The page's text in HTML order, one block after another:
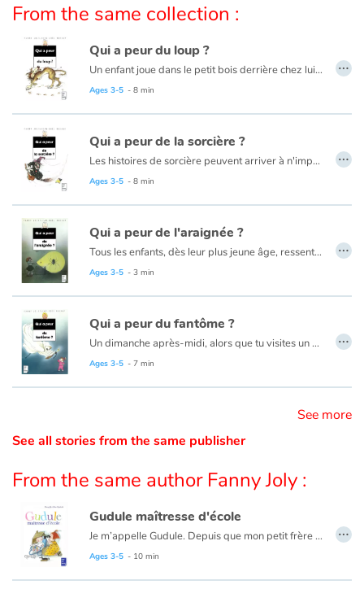
At school
Festivals and events
Love and friendship
Social issues
Emotions and feelings
Formats and illustrations
Catalogue anglais
Contraste +
Help
Schools
Libraries
From the same collection :
Qui a peur du loup ?
Un enfant joue dans le petit bois derrière chez lui... Tout content, il touille la gadouille en chantonnant. Tout à coup, il voit une forme noire, et une gueule cent fois trop grande avec cent fois trop de dents dedans qui lui crie "WOUWOUWOUH". Horreur ! Mais c'est un loup !...
Ages 3-5 - 8 min
…
Qui a peur de la sorcière ?
Les histoires de sorcière peuvent arriver à n'importe qui et quand elles arrivent, ce n'est pas une partie de plaisir ! Pour commencer, une sorcière, c'est affreux à regarder. En plus, ça peut transformer un enfant en crapaud bossu ou lui faire boire un infâme remontant. Le tout, dans une affaire aussi terrible, est d'arriver à avoir suffisamment d'imagination pour sortir d'entre ses doigts crochus et couverts de verrues.
Ages 3-5 - 8 min
…
Qui a peur de l'araignée ?
Tous les enfants, dès leur plus jeune âge, ressentent la peur, imaginaire ou bien réelle ! Alors, racontez-leur ces histoires qui les emmènent au bout de leurs terreurs enfantines, pour apprendre à en sourire…
Ages 3-5 - 3 min
…
Qui a peur du fantôme ?
Un dimanche après-midi, alors que tu visites un château avec tes parents, tu décides d'explorer un peu les lieux. Tout à coup, dans l’obscurité, une voix crie. On dirait un rire méchant, accompagné de bruits de ferraille. En bas de l’escalier, tu aperçois un genre de gros oiseau blanc ! Mais voilà que c’est un… FANTÔME !
Ages 3-5 - 7 min
…
See more
See all stories from the same publisher
From the same author Fanny Joly :
Gudule maîtresse d'école
Je m’appelle Gudule. Depuis que mon petit frère Gaston est né, on dirait que le cerveau de Maman s’est vidé. Toute la journée, elle est collée à lui en faisant : « Agueuh, reuh, gaaaah, geuh. » Alors, pour éviter que mon frère ne devienne idiot… J’ai décidé de prendre les choses en main. « Mon petit vieux, je lui ai dit, ta fantastique grande sœur va t’apprendre les choses importantes de la vie. »
Ce livre est aussi disponible en anglais :
Ages 3-5 - 10 min
…